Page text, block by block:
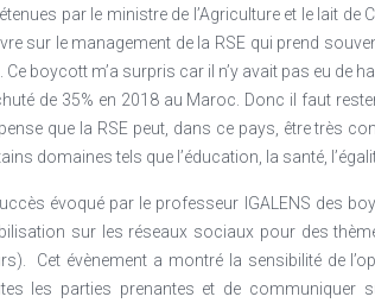
par le ministre de l’Agriculture et le lait de
sur le management de la RSE qui prend
Ce boycott m’a surpris car il n’y avait pas eu
de 35% en 2018 au Maroc. Donc il faut
que la RSE peut, dans ce pays, être très
domaines tels que l’éducation, la santé,
évoqué par le professeur IGALENS des
sur les réseaux sociaux pour des
Cet évènement a montré la sensibilité de
les parties prenantes et de communiquer